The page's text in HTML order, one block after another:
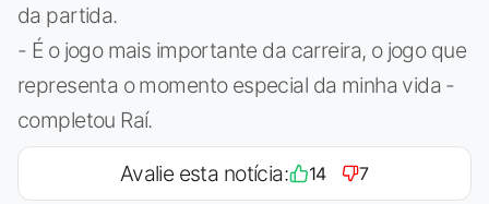
da partida.
- É o jogo mais importante da carreira, o jogo que
representa o momento especial da minha vida -
completou Raí.
Avalie esta notícia: 14 7